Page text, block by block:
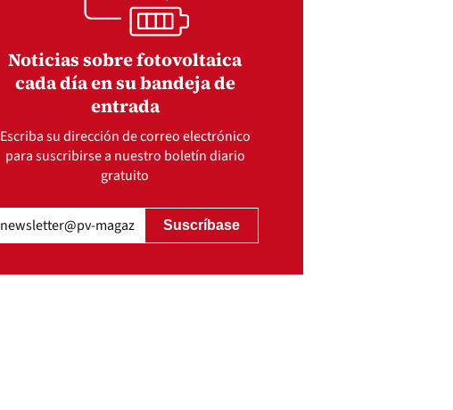
Noticias sobre fotovoltaica
cada día en su bandeja de
entrada
Escriba su dirección de correo electrónico
para suscribirse a nuestro boletín diario
gratuito
(Obligatorio)